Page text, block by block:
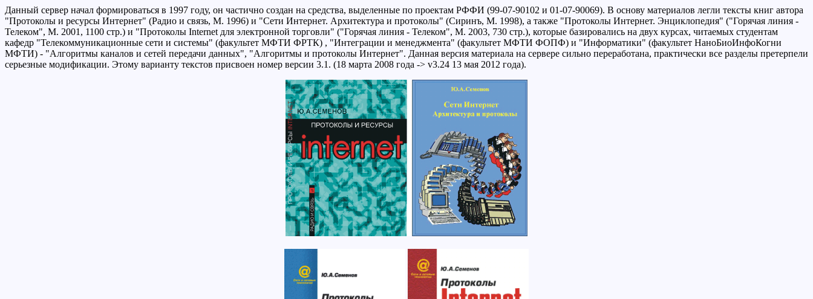
Данный сервер начал формироваться в 1997 году, он частично создан на средства, выделенные по проектам РФФИ (99-07-90102 и 01-07-90069). В основу материалов легли тексты книг автора
"Протоколы и ресурсы Интернет" (Радио и связь, М. 1996) и "Сети Интернет. Архитектура и протоколы" (Сиринъ, М. 1998), а также "Протоколы Интернет. Энциклопедия" ("Горячая линия -
Телеком", М. 2001, 1100 стр.) и "Протоколы Internet для электронной торговли" ("Горячая линия - Телеком", М. 2003, 730 стр.), которые базировались на двух курсах, читаемых студентам
кафедр "Телекоммуникационные сети и системы" (факультет МФТИ ФРТК) , "Интеграции и менеджмента" (факультет МФТИ ФОПФ) и "Информатики" (факультет НаноБиоИнфоКогни
МФТИ) - "Алгоритмы каналов и сетей передачи данных", "Алгоритмы и протоколы Интернет". Данная версия материала на сервере сильно переработана, практически все разделы претерпели
серьезные модификации. Этому варианту текстов присвоен номер версии 3.1. (18 марта 2008 года -> v3.24 13 мая 2012 года).